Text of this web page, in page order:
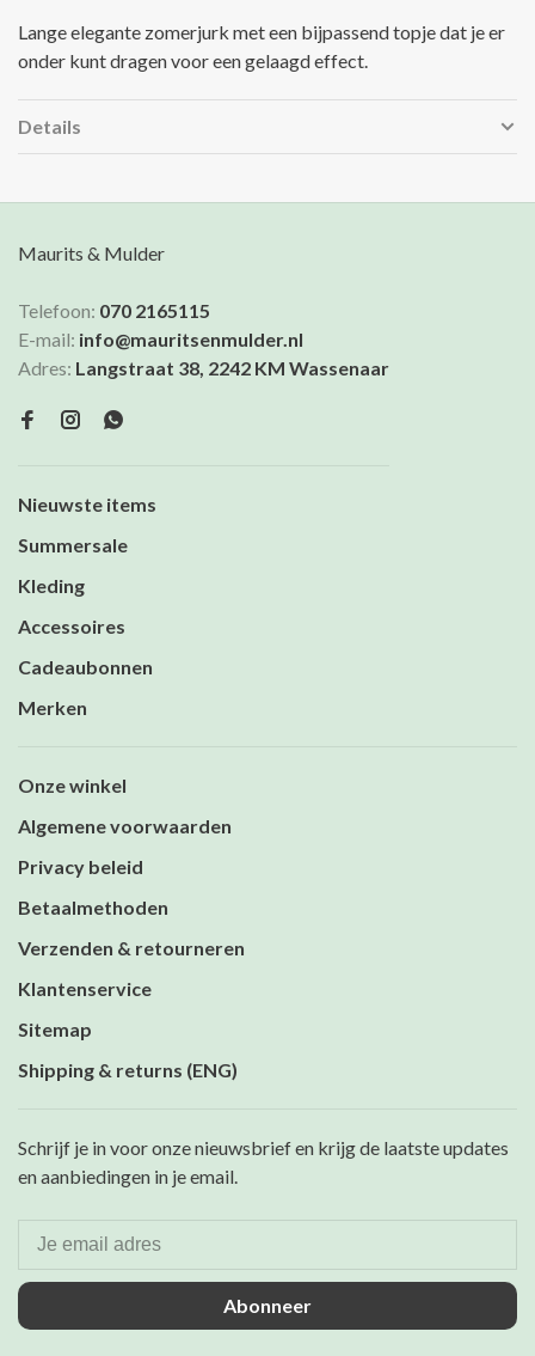
Lange elegante zomerjurk met een bijpassend topje dat je er
onder kunt dragen voor een gelaagd effect.
Details
Maurits & Mulder
Telefoon: 070 2165115
E-mail: info@mauritsenmulder.nl
Adres: Langstraat 38, 2242 KM Wassenaar
Nieuwste items
Summersale
Kleding
Accessoires
Cadeaubonnen
Merken
Onze winkel
Algemene voorwaarden
Privacy beleid
Betaalmethoden
Verzenden & retourneren
Klantenservice
Sitemap
Shipping & returns (ENG)
Schrijf je in voor onze nieuwsbrief en krijg de laatste updates
en aanbiedingen in je email.
Abonneer